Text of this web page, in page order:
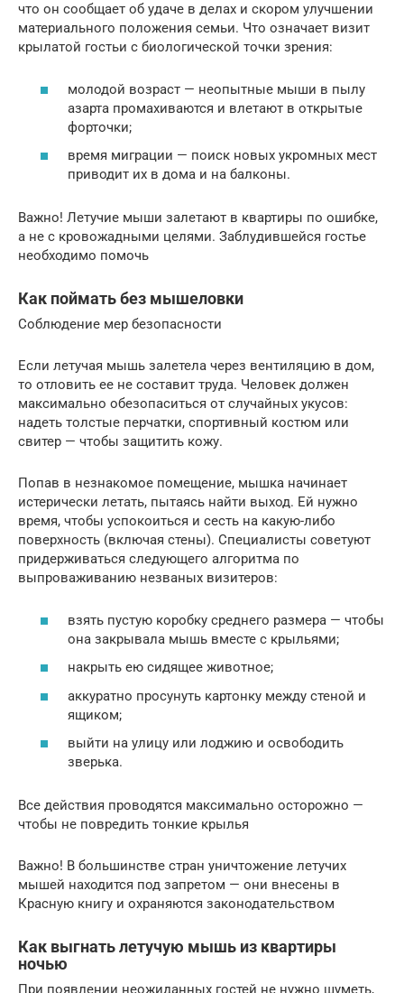
что он сообщает об удаче в делах и скором улучшении
материального положения семьи. Что означает визит
крылатой гостьи с биологической точки зрения:
молодой возраст — неопытные мыши в пылу
азарта промахиваются и влетают в открытые
форточки;
время миграции — поиск новых укромных мест
приводит их в дома и на балконы.
Важно! Летучие мыши залетают в квартиры по ошибке,
а не с кровожадными целями. Заблудившейся гостье
необходимо помочь
Как поймать без мышеловки
Соблюдение мер безопасности
Если летучая мышь залетела через вентиляцию в дом,
то отловить ее не составит труда. Человек должен
максимально обезопаситься от случайных укусов:
надеть толстые перчатки, спортивный костюм или
свитер — чтобы защитить кожу.
Попав в незнакомое помещение, мышка начинает
истерически летать, пытаясь найти выход. Ей нужно
время, чтобы успокоиться и сесть на какую-либо
поверхность (включая стены). Специалисты советуют
придерживаться следующего алгоритма по
выпроваживанию незваных визитеров:
взять пустую коробку среднего размера — чтобы
она закрывала мышь вместе с крыльями;
накрыть ею сидящее животное;
аккуратно просунуть картонку между стеной и
ящиком;
выйти на улицу или лоджию и освободить
зверька.
Все действия проводятся максимально осторожно —
чтобы не повредить тонкие крылья
Важно! В большинстве стран уничтожение летучих
мышей находится под запретом — они внесены в
Красную книгу и охраняются законодательством
Как выгнать летучую мышь из квартиры
ночью
При появлении неожиданных гостей не нужно шуметь,